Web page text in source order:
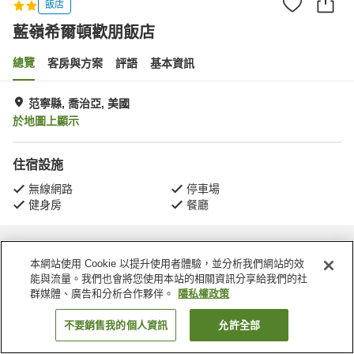
飯店
藍嶺希爾頓歡朋飯店
總覽 客房與方案 評語 基本資訊
范寧縣, 喬治亞, 美國
於地圖上顯示
住宿設施
無線網路
停車場
健身房
餐廳
首頁 美國 喬治亞 范寧縣 藍嶺希爾頓歡朋飯店
找客房
本網站使用 Cookie 以提升使用者體驗，並分析我們網站的效
能與流量。我們也會將您使用本站的相關資訊分享給我們的社
群媒體、廣告和分析合作夥伴。
隱私權政策
不要銷售我的個人資訊 允許全部